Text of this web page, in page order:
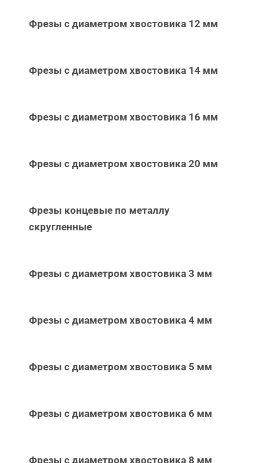
Фрезы с диаметром хвостовика 12 мм
Фрезы с диаметром хвостовика 14 мм
Фрезы с диаметром хвостовика 16 мм
Фрезы с диаметром хвостовика 20 мм
Фрезы концевые по металлу
скругленные
Фрезы с диаметром хвостовика 3 мм
Фрезы с диаметром хвостовика 4 мм
Фрезы с диаметром хвостовика 5 мм
Фрезы с диаметром хвостовика 6 мм
Фрезы с диаметром хвостовика 8 мм